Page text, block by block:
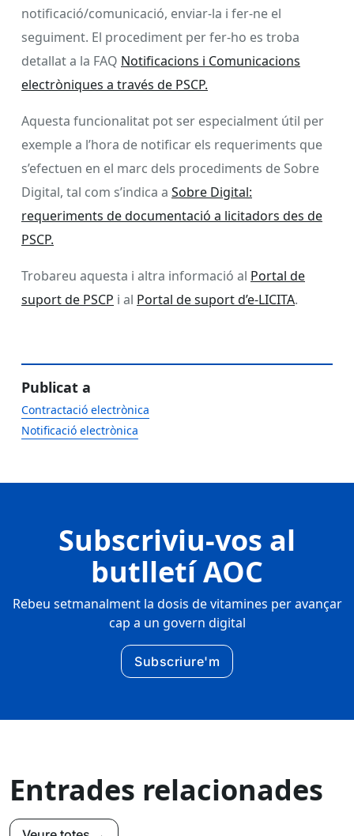
notificació/comunicació, enviar-la i fer-ne el
seguiment. El procediment per fer-ho es troba
detallat a la FAQ Notificacions i Comunicacions
electròniques a través de PSCP.
Aquesta funcionalitat pot ser especialment útil per
exemple a l’hora de notificar els requeriments que
s’efectuen en el marc dels procediments de Sobre
Digital, tal com s’indica a Sobre Digital:
requeriments de documentació a licitadors des de
PSCP.
Trobareu aquesta i altra informació al Portal de
suport de PSCP i al Portal de suport d’e-LICITA.
Publicat a
Contractació electrònica
Notificació electrònica
Subscriviu-vos al
butlletí AOC
Rebeu setmanalment la dosis de vitamines per avançar
cap a un govern digital
Subscriure'm
Entrades relacionades